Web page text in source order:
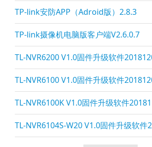
TP-link安防APP（Adroid版）2.8.3
TP-link摄像机电脑版客户端V2.6.0.7
TL-NVR6200 V1.0固件升级软件
TL-NVR6100 V1.0固件升级软件
TL-NVR6100K V1.0固件升级软件
TL-NVR6104S-W20 V1.0固件升级软件